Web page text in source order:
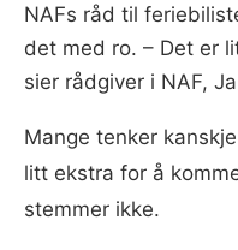
NAFs råd til
det med ro. – Det er
sier rådgiver i NAF,
Mange tenker
litt ekstra for å
stemmer ikke.